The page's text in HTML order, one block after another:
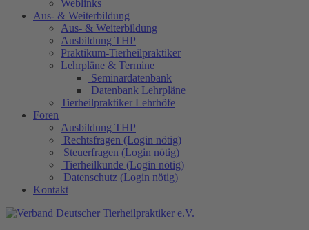
Weblinks
Aus- & Weiterbildung
Aus- & Weiterbildung
Ausbildung THP
Praktikum-Tierheilpraktiker
Lehrpläne & Termine
Seminardatenbank
Datenbank Lehrpläne
Tierheilpraktiker Lehrhöfe
Foren
Ausbildung THP
Rechtsfragen (Login nötig)
Steuerfragen (Login nötig)
Tierheilkunde (Login nötig)
Datenschutz (Login nötig)
Kontakt